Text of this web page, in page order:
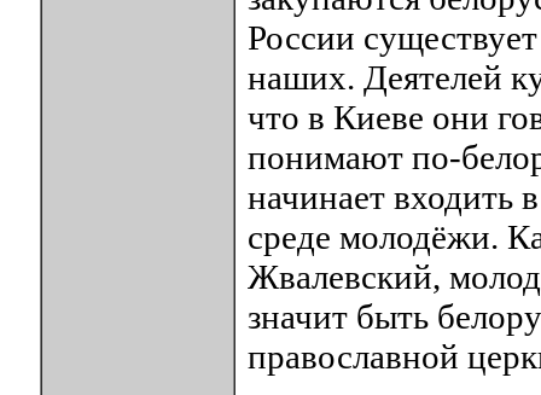
России
наших. Деятелей
что в Киеве они
понимают по-
начинает входить
среде молодёжи.
Жвалевский,
значит быть
православной